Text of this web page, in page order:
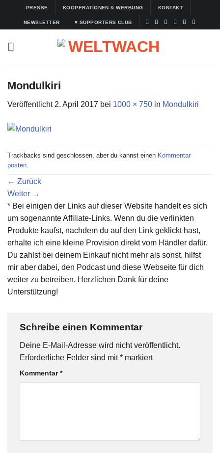
springen
PRESSE KOOPERATIONEN & WERBUNG KONTAKT
NEWSLETTER ♥ SUPPORTERS CLUB
Mondulkiri
Veröffentlicht 2. April 2017 bei 1000 × 750 in Mondulkiri
Trackbacks sind geschlossen, aber du kannst einen Kommentar
posten
← Zurück
Weiter →
* Bei einigen der Links auf dieser Website handelt es sich
um sogenannte Affiliate-Links. Wenn du die verlinkten
Produkte kaufst, nachdem du auf den Link geklickt hast,
erhalte ich eine kleine Provision direkt vom Händler dafür.
Du zahlst bei deinem Einkauf nicht mehr als sonst, hilfst
mir aber dabei, den Podcast und diese Webseite für dich
weiter zu betreiben. Herzlichen Dank für deine
Unterstützung!
Schreibe einen Kommentar
Deine E-Mail-Adresse wird nicht veröffentlicht.
Erforderliche Felder sind mit* markiert
Kommentar*